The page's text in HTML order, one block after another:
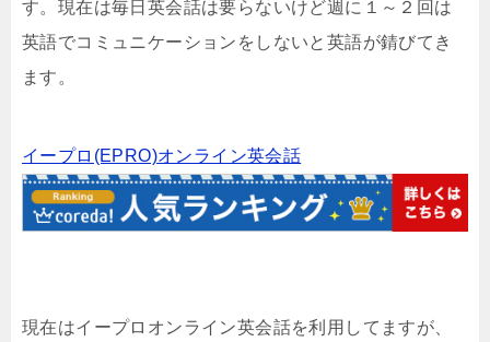
す。現在は毎日英会話は要らないけど週に１～２回は
英語でコミュニケーションをしないと英語が錆びてき
ます。
イープロ(EPRO)オンライン英会話
現在はイープロオンライン英会話を利用してますが、